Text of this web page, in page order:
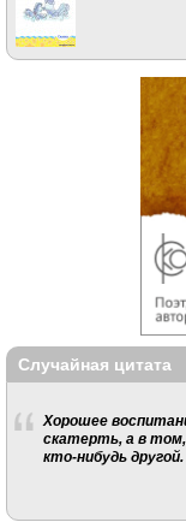
Случайная цитата
Хорошее
скатерть, а в
кто-нибудь другой.